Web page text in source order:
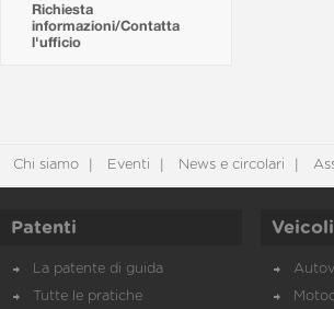
Richiesta
informazioni/Contatta
l'ufficio
Chi siamo Eventi News e circolari
Patenti
La patente di guida
Tutte le pratiche
Veicoli